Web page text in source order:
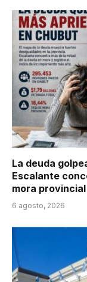
La deuda
Escalante
mora provincial
6 agosto, 2026